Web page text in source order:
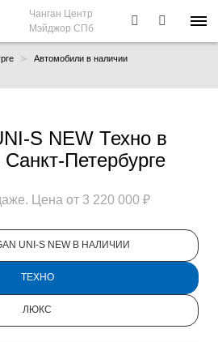
Чанган Центр
Мэйджор СПб
Автомобили в наличии
S NEW Техно в
Петербурге
Цена от 3 220 000 ₽
UNI-S NEW В НАЛИЧИИ
ТЕХНО
ЛЮКС